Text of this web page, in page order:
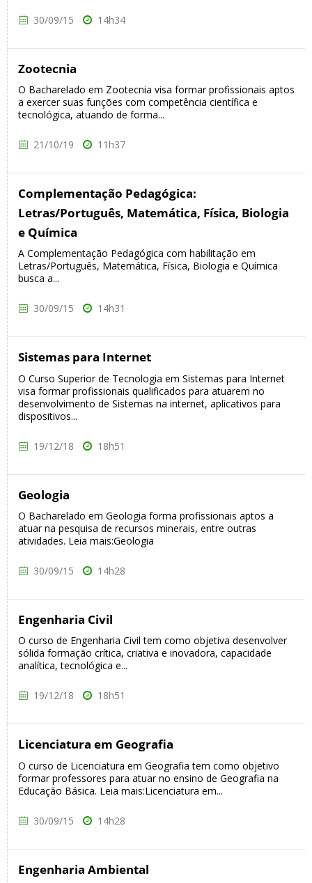
30/09/15 14h34
Zootecnia
O Bacharelado em Zootecnia visa formar profissionais aptos
a exercer suas funções com competência científica e
tecnológica, atuando de forma...
21/10/19 11h37
Complementação Pedagógica:
Letras/Português, Matemática, Física, Biologia
e Química
A Complementação Pedagógica com habilitação em
Letras/Português, Matemática, Física, Biologia e Química
busca a...
30/09/15 14h31
Sistemas para Internet
O Curso Superior de Tecnologia em Sistemas para Internet
visa formar profissionais qualificados para atuarem no
desenvolvimento de Sistemas na internet, aplicativos para
dispositivos...
19/12/18 18h51
Geologia
O Bacharelado em Geologia forma profissionais aptos a
atuar na pesquisa de recursos minerais, entre outras
atividades. Leia mais:Geologia
30/09/15 14h28
Engenharia Civil
O curso de Engenharia Civil tem como objetiva desenvolver
sólida formação crítica, criativa e inovadora, capacidade
analítica, tecnológica e...
19/12/18 18h51
Licenciatura em Geografia
O curso de Licenciatura em Geografia tem como objetivo
formar professores para atuar no ensino de Geografia na
Educação Básica. Leia mais:Licenciatura em...
30/09/15 14h28
Engenharia Ambiental